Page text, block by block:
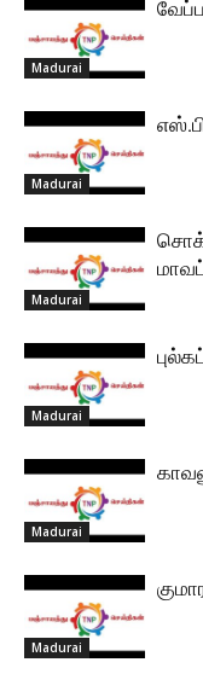
Madurai
Madurai
Madurai
Madurai
Madurai
Madurai